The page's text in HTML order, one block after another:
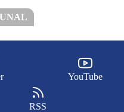
UNAL
YouTube
RSS